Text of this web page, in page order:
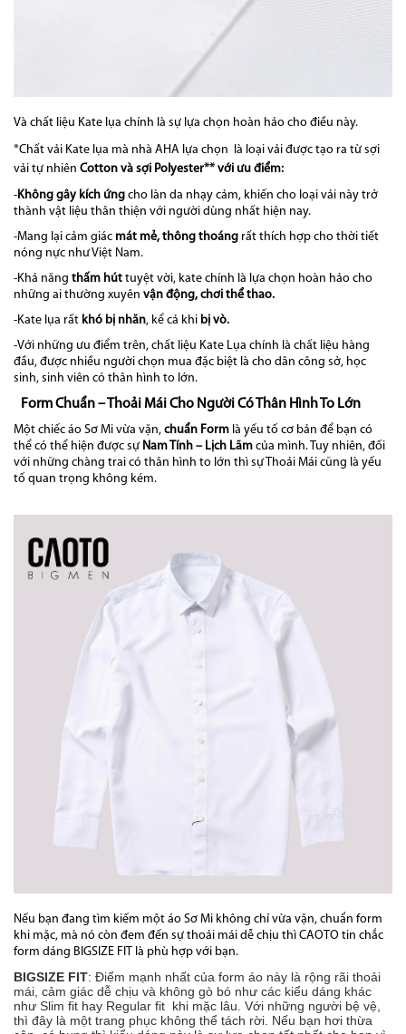
Và chất liệu Kate lụa chính là sự lựa chọn hoàn hảo cho điều này.
*Chất vải Kate lụa mà nhà AHA lựa chọn là loại vải được tạo ra từ sợi
vải tự nhiên Cotton và sợi Polyester** với ưu điểm:
-Không gây kích ứng cho làn da nhạy cảm, khiến cho loại vải này trở
thành vật liệu thân thiện với người dùng nhất hiện nay.
-Mang lại cảm giác mát mẻ, thông thoáng rất thích hợp cho thời tiết
nóng nực như Việt Nam.
-Khả năng thấm hút tuyệt vời, kate chính là lựa chọn hoàn hảo cho
những ai thường xuyên vận động, chơi thể thao.
-Kate lụa rất khó bị nhăn, kể cả khi bị vò.
-Với những ưu điểm trên, chất liệu Kate Lụa chính là chất liệu hàng
đầu, được nhiều người chọn mua đặc biệt là cho dân công sở, học
sinh, sinh viên có thân hình to lớn.
Form Chuẩn – Thoải Mái Cho Người Có Thân Hình To Lớn
Một chiếc áo Sơ Mi vừa vặn, chuẩn Form là yếu tố cơ bản để bạn có
thể có thể hiện được sự Nam Tính – Lịch Lãm của mình. Tuy nhiên, đối
với những chàng trai có thân hình to lớn thì sự Thoải Mái cũng là yếu
tố quan trọng không kém.
Nếu bạn đang tìm kiếm một áo Sơ Mi không chỉ vừa vặn, chuẩn form
khi mặc, mà nó còn đem đến sự thoải mái dễ chịu thì CAOTO tin chắc
form dáng BIGSIZE FIT là phù hợp với bạn.
BIGSIZE FIT: Điểm mạnh nhất của form áo này là rộng rãi thoải
mái, cảm giác dễ chịu và không gò bó như các kiểu dáng khác
như Slim fit hay Regular fit khi mặc lâu. Với những người bệ vệ,
thì đây là một trang phục không thể tách rời. Nếu bạn hơi thừa